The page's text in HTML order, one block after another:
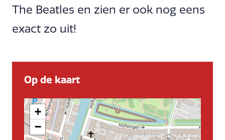
The Beatles en zien er ook nog eens
exact zo uit!
Op de kaart
+
−